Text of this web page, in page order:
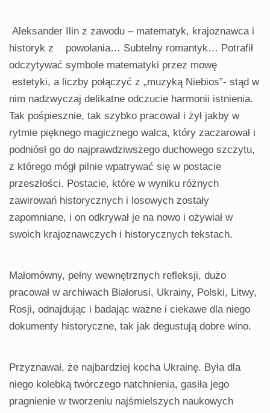
Aleksander Ilin z zawodu – matematyk, krajoznawca i
historyk z powołania… Subtelny romantyk… Potrafił
odczytywać symbole matematyki przez mowę
estetyki, a liczby połączyć z „muzyką Niebios”- stąd w
nim nadzwyczaj delikatne odczucie harmonii istnienia.
Tak pośpiesznie, tak szybko pracował i żył jakby w
rytmie pięknego magicznego walca, który zaczarował i
podniósł go do najprawdziwszego duchowego szczytu,
z którego mógł pilnie wpatrywać się w postacie
przeszłości. Postacie, które w wyniku różnych
zawirowań historycznych i losowych zostały
zapomniane, i on odkrywał je na nowo i ożywiał w
swoich krajoznawczych i historycznych tekstach.
Małomówny, pełny wewnętrznych refleksji, dużo
pracował w archiwach Białorusi, Ukrainy, Polski, Litwy,
Rosji, odnajdując i badając ważne i ciekawe dla niego
dokumenty historyczne, tak jak degustują dobre wino.
Przyznawał, że najbardziej kocha Ukrainę. Była dla
niego kolebką twórczego natchnienia, gasiła jego
pragnienie w tworzeniu najśmielszych naukowych